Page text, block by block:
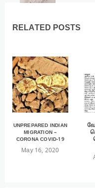
RELATED POSTS
UNPREPARED INDIAN
MIGRATION –
CORONA COVID-19
May 16, 2020